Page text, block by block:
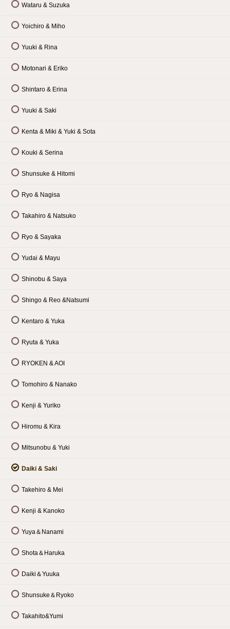
Wataru & Suzuka
Yoichiro & Miho
Yuuki & Rina
Motonari & Eriko
Shintaro & Erina
Yuuki & Saki
Kenta & Miki & Yuki & Sota
Kouki & Serina
Shunsuke & Hitomi
Ryo & Nagisa
Takahiro & Natsuko
Ryo & Sayaka
Yudai & Mayu
Shinobu & Saya
Shingo & Reo &Natsumi
Kentaro & Yuka
Ryuta & Yuka
RYOKEN & AOI
Tomohiro & Nanako
Kenji & Yuriko
Hiromu & Kira
Mitsunobu & Yuki
Daiki & Saki
Takehiro & Mei
Kenji & Kanoko
Yuya＆Nanami
Shota＆Haruka
Daiki＆Yuuka
Shunsuke＆Ryoko
Takahito&Yumi